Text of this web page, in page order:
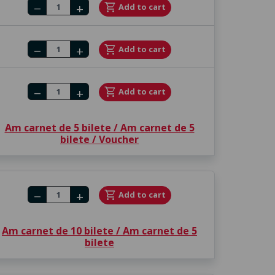
Number of tickets
remove add shopping_cart Add to cart
Number of tickets
remove add shopping_cart Add to cart
Number of tickets
remove add shopping_cart Add to cart
Am carnet de 5 bilete / Am carnet de 5
bilete / Voucher
Number of tickets
remove add shopping_cart Add to cart
Am carnet de 10 bilete / Am carnet de 5
bilete